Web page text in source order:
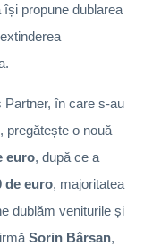
propune dublarea
Partner, în care s-au
, pregătește o nouă
euro, după ce a
de euro, majoritatea
dublăm veniturile și
Sorin Bârsan,